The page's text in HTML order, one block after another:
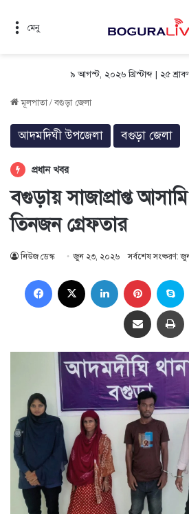
মেনু
৯ আগস্ট, ২০২৬ খ্রিস্টাব্দ | ২৫
মূলপাতা/বগুড়া জেলা
আদমদিঘী উপজেলা বগুড়া জেলা
প্রধান খবর
বগুড়ায় সাজাপ্রাপ্ত
তিনজন গ্রেফতার
নিউজ ডেস্ক জুন ২৩, ২০২৬ সর্বশেষ সংষ্করণ:
Facebook LinkedIn Pinterest
Share via Email